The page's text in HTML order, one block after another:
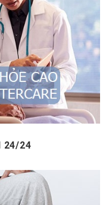
24/24